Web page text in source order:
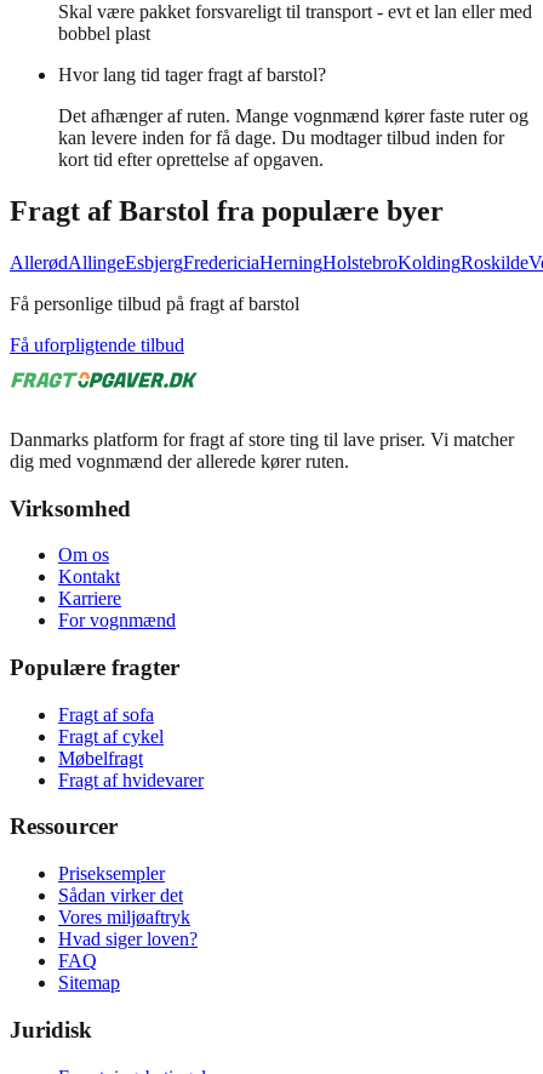
Skal være pakket forsvareligt til transport - evt et lan eller med
bobbel plast
Hvor lang tid tager fragt af barstol?
Det afhænger af ruten. Mange vognmænd kører faste ruter og
kan levere inden for få dage. Du modtager tilbud inden for
kort tid efter oprettelse af opgaven.
Fragt afBarstol fra populære byer
AllerødAllingeEsbjergFredericiaHerningHolstebroKoldingRoskilde
Få personlige tilbud på fragt af barstol
Få uforpligtende tilbud
Danmarks platform for fragt af store ting til lave priser. Vi matcher
dig med vognmænd der allerede kører ruten.
Virksomhed
Om os
Kontakt
Karriere
For vognmænd
Populære fragter
Fragt af sofa
Fragt af cykel
Møbelfragt
Fragt af hvidevarer
Ressourcer
Priseksempler
Sådan virker det
Vores miljøaftryk
Hvad siger loven?
FAQ
Sitemap
Juridisk